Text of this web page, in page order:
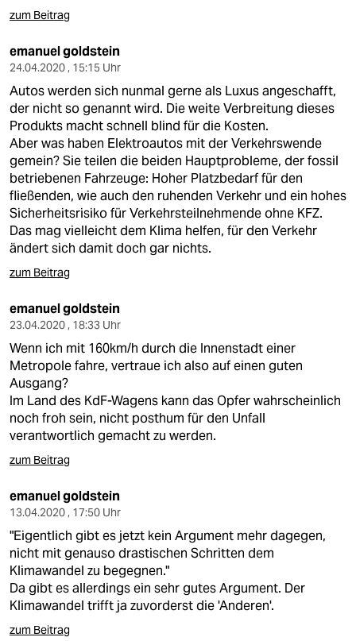
zum Beitrag
emanuel goldstein
24.04.2020 , 15:15 Uhr
Autos werden sich nunmal gerne als Luxus angeschafft,
der nicht so genannt wird. Die weite Verbreitung dieses
Produkts macht schnell blind für die Kosten.
Aber was haben Elektroautos mit der Verkehrswende
gemein? Sie teilen die beiden Hauptprobleme, der fossil
betriebenen Fahrzeuge: Hoher Platzbedarf für den
fließenden, wie auch den ruhenden Verkehr und ein hohes
Sicherheitsrisiko für Verkehrsteilnehmende ohne KFZ.
Das mag vielleicht dem Klima helfen, für den Verkehr
ändert sich damit doch gar nichts.
zum Beitrag
emanuel goldstein
23.04.2020 , 18:33 Uhr
Wenn ich mit 160km/h durch die Innenstadt einer
Metropole fahre, vertraue ich also auf einen guten
Ausgang?
Im Land des KdF-Wagens kann das Opfer wahrscheinlich
noch froh sein, nicht posthum für den Unfall
verantwortlich gemacht zu werden.
zum Beitrag
emanuel goldstein
13.04.2020 , 17:50 Uhr
"Eigentlich gibt es jetzt kein Argument mehr dagegen,
nicht mit genauso drastischen Schritten dem
Klimawandel zu begegnen."
Da gibt es allerdings ein sehr gutes Argument. Der
Klimawandel trifft ja zuvorderst die 'Anderen'.
zum Beitrag